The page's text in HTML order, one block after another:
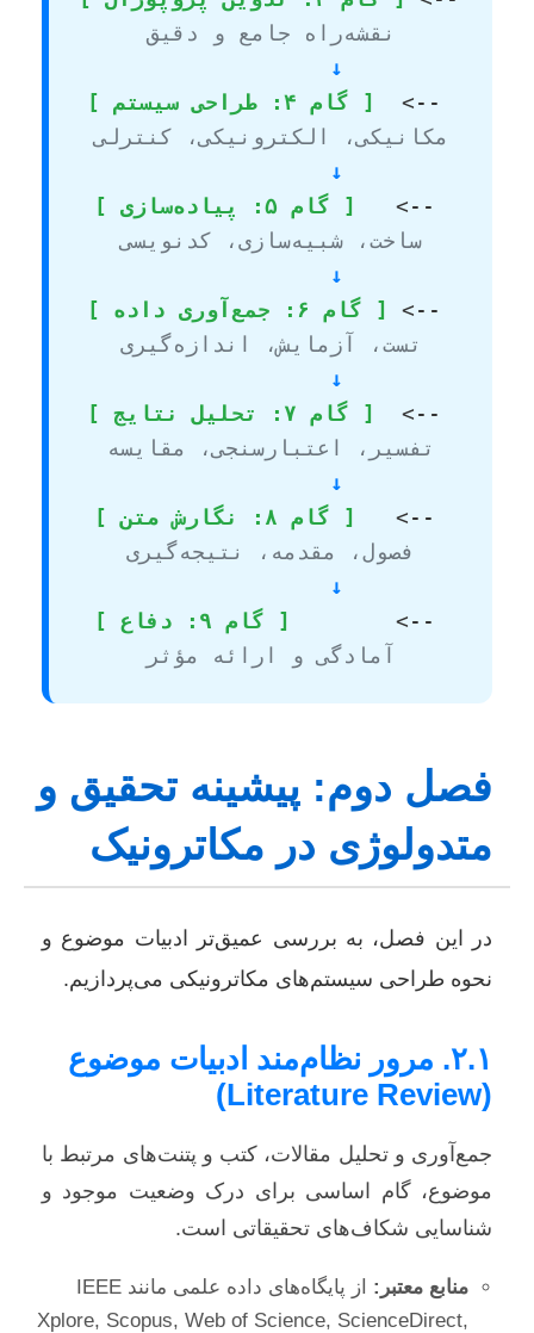
نقشه‌راه جامع و دقیق
  ↓
[ گام ۴: طراحی سیستم ]
مکانیکی، الکترونیکی، کنترلی
  ↓
[ گام ۵: پیاده‌سازی ]
ساخت، شبیه‌سازی، کدنویسی
  ↓
[ گام ۶: جمع‌آوری داده ]
تست، آزمایش، اندازه‌گیری
  ↓
[ گام ۷: تحلیل نتایج ]
تفسیر، اعتبارسنجی، مقایسه
  ↓
[ گام ۸: نگارش متن ]
فصول، مقدمه، نتیجه‌گیری
  ↓
[ گام ۹: دفاع ]
آمادگی و ارائه مؤثر
فصل دوم: پیشینه تحقیق و
متدولوژی در مکاترونیک
در این فصل، به بررسی عمیق‌تر ادبیات موضوع و
نحوه طراحی سیستم‌های مکاترونیکی می‌پردازیم.
۲.۱. مرور نظام‌مند ادبیات موضوع
(Literature Review)
جمع‌آوری و تحلیل مقالات، کتب و پتنت‌های مرتبط با
موضوع، گام اساسی برای درک وضعیت موجود و
شناسایی شکاف‌های تحقیقاتی است.
منابع معتبر:
از پایگاه‌های داده علمی مانند IEEE
Xplore, Scopus, Web of Science, ScienceDirect,